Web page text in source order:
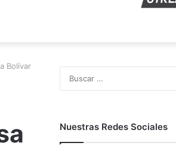
Bolívar
Nuestras Redes Sociales